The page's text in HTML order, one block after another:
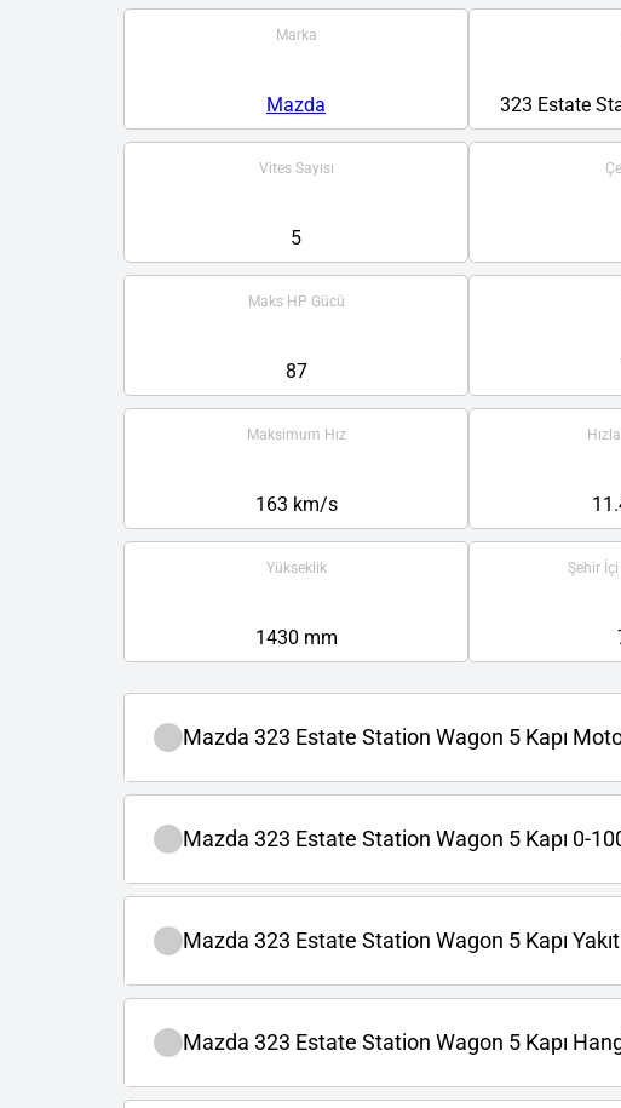
Marka
Mazda 323 Estate
Vites Sayısı
5
Maks HP Gücü
87
Maksimum Hız
163 km/s
Yükseklik
1430 mm
Şehir
Mazda 323 Estate Station Wagon 5 Kapı
Mazda 323 Estate Station Wagon 5 Kapı 0-
Mazda 323 Estate Station Wagon 5 Kapı
Mazda 323 Estate Station Wagon 5 Kapı Hangi